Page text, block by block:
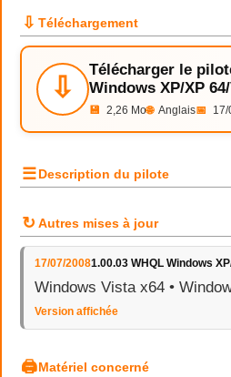
⇩ Téléchargement
⇩
Télécharger le
Windows XP/XP
💾 2,26 Mo🌐 Anglais📅
☰Description du pilote
↻ Autres mises à jour
17/07/20081.00.03 WHQL Windows
Windows Vista x64 •
Version affichée
🖨Matériel concerné